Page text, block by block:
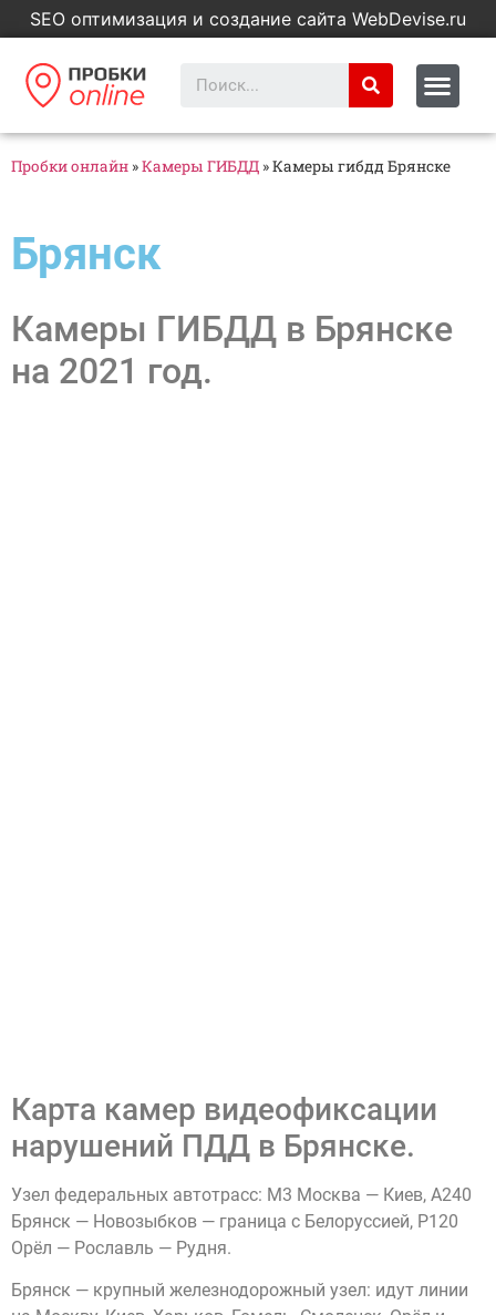
SEO оптимизация и создание сайта WebDevise.ru
Пробки онлайн »Камеры ГИБДД »Камеры гибдд Брянске
Брянск
Камеры ГИБДД в Брянске
на 2021 год.
Карта камер видеофиксации
нарушений ПДД в Брянске.
Узел федеральных автотрасс: М3 Москва — Киев, А240
Брянск — Новозыбков — граница с Белоруссией, Р120
Орёл — Рославль — Рудня.
Брянск — крупный железнодорожный узел: идут линии